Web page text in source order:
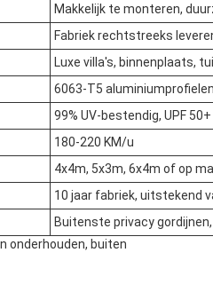
Makkelijk te monteren,
Fabriek rechtstreeks
Luxe villa's, binnenplaats,
6063-T5
99% UV-bestendig, UPF 50+
180-220 KM/u
4x4m, 5x3m, 6x4m of op
10 jaar fabriek, uitstekend
Buitenste privacy
onderhouden, buiten